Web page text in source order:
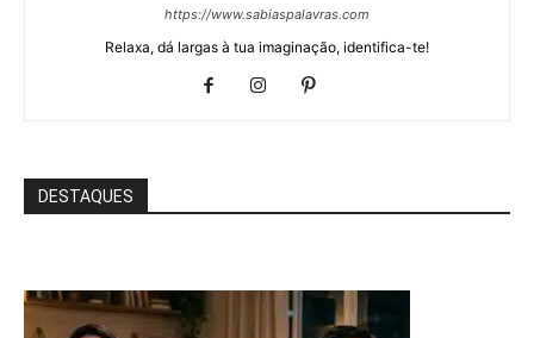
https://www.sabiaspalavras.com
Relaxa, dá largas à tua imaginação, identifica-te!
DESTAQUES